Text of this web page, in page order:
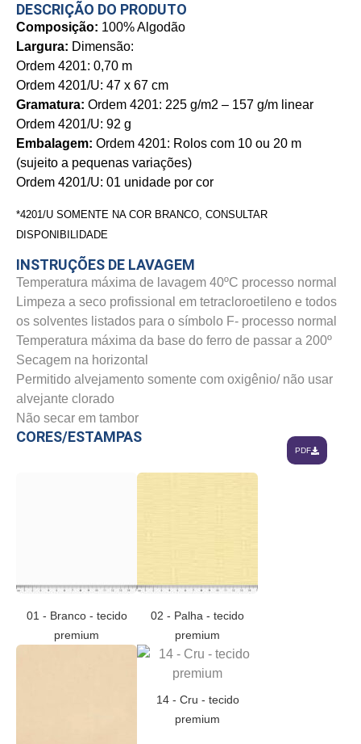
DESCRIÇÃO DO PRODUTO
Composição: 100% Algodão
Largura: Dimensão:
Ordem 4201: 0,70 m
Ordem 4201/U: 47 x 67 cm
Gramatura: Ordem 4201: 225 g/m2 – 157 g/m linear
Ordem 4201/U: 92 g
Embalagem: Ordem 4201: Rolos com 10 ou 20 m
(sujeito a pequenas variações)
Ordem 4201/U: 01 unidade por cor
*4201/U SOMENTE NA COR BRANCO, CONSULTAR
DISPONIBILIDADE
INSTRUÇÕES DE LAVAGEM
Temperatura máxima de lavagem 40ºC processo normal
Limpeza a seco profissional em tetracloroetileno e todos
os solventes listados para o símbolo F- processo normal
Temperatura máxima da base do ferro de passar a 200º
Secagem na horizontal
Permitido alvejamento somente com oxigênio/ não usar
alvejante clorado
Não secar em tambor
CORES/ESTAMPAS
PDF
01 - Branco - tecido
premium
02 - Palha - tecido
premium
14 - Cru - tecido
premium